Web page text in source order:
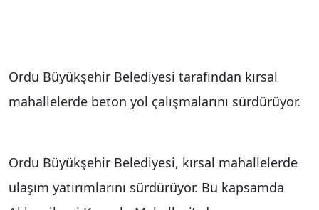
Ordu Büyükşehir Belediyesi tarafından kırsal
mahallelerde beton yol çalışmalarını sürdürüyor.
Ordu Büyükşehir Belediyesi, kırsal mahallelerde
ulaşım yatırımlarını sürdürüyor. Bu kapsamda